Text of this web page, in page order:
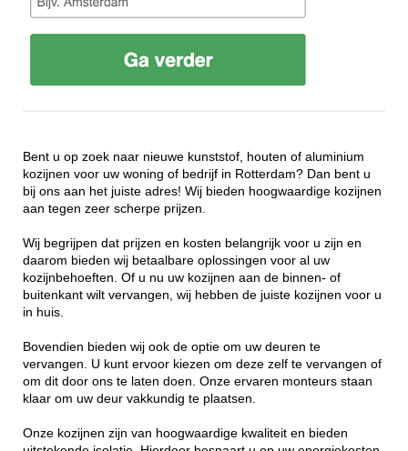
Bent u op zoek naar nieuwe kunststof, houten of aluminium
kozijnen voor uw woning of bedrijf in Rotterdam? Dan bent u
bij ons aan het juiste adres! Wij bieden hoogwaardige kozijnen
aan tegen zeer scherpe prijzen.
Wij begrijpen dat prijzen en kosten belangrijk voor u zijn en
daarom bieden wij betaalbare oplossingen voor al uw
kozijnbehoeften. Of u nu uw kozijnen aan de binnen- of
buitenkant wilt vervangen, wij hebben de juiste kozijnen voor u
in huis.
Bovendien bieden wij ook de optie om uw deuren te
vervangen. U kunt ervoor kiezen om deze zelf te vervangen of
om dit door ons te laten doen. Onze ervaren monteurs staan
klaar om uw deur vakkundig te plaatsen.
Onze kozijnen zijn van hoogwaardige kwaliteit en bieden